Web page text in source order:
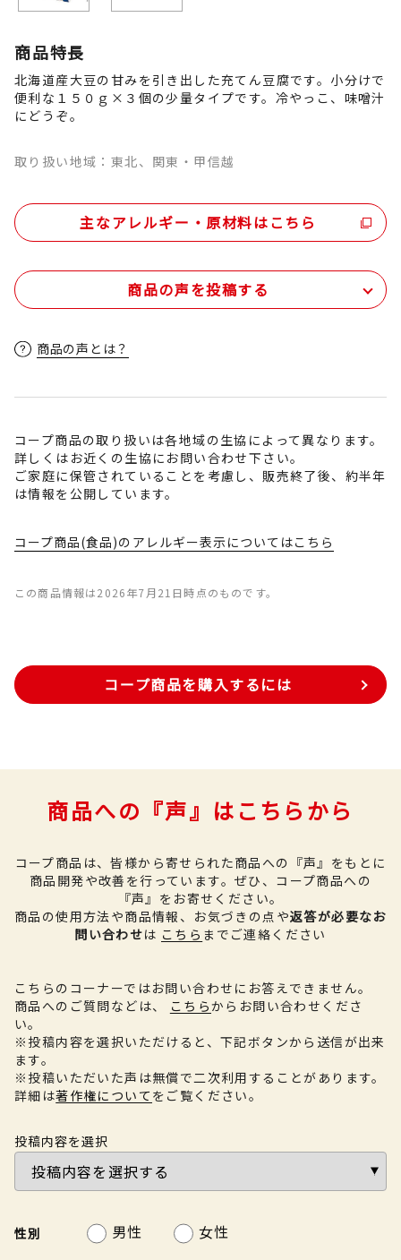
商品特長
北海道産大豆の甘みを引き出した充てん豆腐です。小分けで
便利な１５０ｇ×３個の少量タイプです。冷やっこ、味噌汁
にどうぞ。
取り扱い地域：東北、関東・甲信越
主なアレルギー・原材料はこちら
商品の声を投稿する
商品の声とは？
コープ商品の取り扱いは各地域の生協によって異なります。
詳しくはお近くの生協にお問い合わせ下さい。
ご家庭に保管されていることを考慮し、販売終了後、約半年
は情報を公開しています。
コープ商品(食品)のアレルギー表示についてはこちら
この商品情報は2026年7月21日時点のものです。
コープ商品を購入するには
商品への『声』はこちらから
コープ商品は、皆様から寄せられた商品への『声』をもとに
商品開発や改善を行っています。 ぜひ、コープ商品への
『声』をお寄せください。
商品の使用方法や商品情報、お気づきの点や返答が必要なお
問い合わせは こちら までご連絡ください
こちらのコーナーではお問い合わせにお答えできません。
商品へのご質問などは、
こちらからお問い合わせくださ
い。
※投稿内容を選択いただけると、下記ボタンから送信が出来
ます。
※投稿いただいた声は無償で二次利用することがあります。
詳細は著作権について をご覧ください。
投稿内容を選択
性別 男性 女性